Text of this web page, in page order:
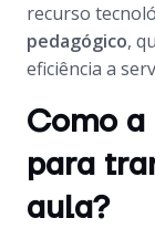
recurso
pedagógico,
eficiência a
Como a
para
aula?